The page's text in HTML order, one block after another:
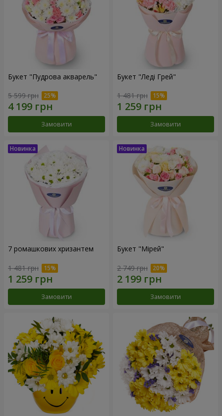
Букет "Пудрова акварель"
5 599 грн
Замовити
Букет "Леді Грей"
1 481 грн
Замовити
7 ромашкових хризантем
1 481 грн
Замовити
Букет "Мірей"
2 749 грн
Замовити